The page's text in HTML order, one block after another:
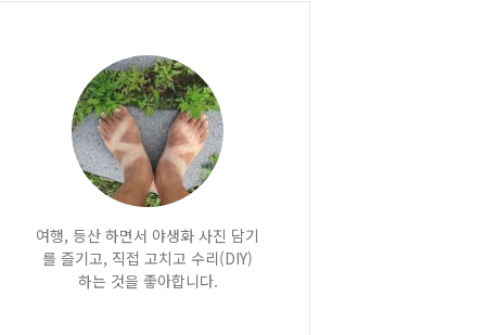
여행, 등산 하면서 야생화 사진 담기
를 즐기고, 직접 고치고 수리(DIY)
하는 것을 좋아합니다.